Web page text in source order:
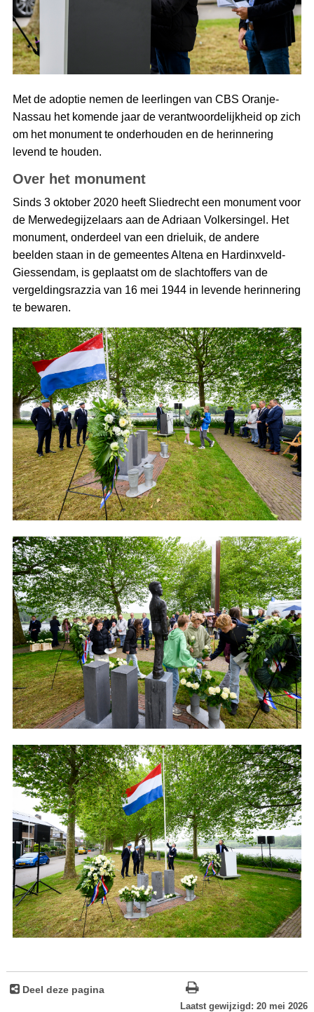
Met de adoptie nemen de leerlingen van CBS Oranje-
Nassau het komende jaar de verantwoordelijkheid op zich
om het monument te onderhouden en de herinnering
levend te houden.
Over het monument
Sinds 3 oktober 2020 heeft Sliedrecht een monument voor
de Merwedegijzelaars aan de Adriaan Volkersingel. Het
monument, onderdeel van een drieluik, de andere
beelden staan in de gemeentes Altena en Hardinxveld-
Giessendam, is geplaatst om de slachtoffers van de
vergeldingsrazzia van 16 mei 1944 in levende herinnering
te bewaren.
Deel deze pagina
Laatst gewijzigd: 20 mei 2026